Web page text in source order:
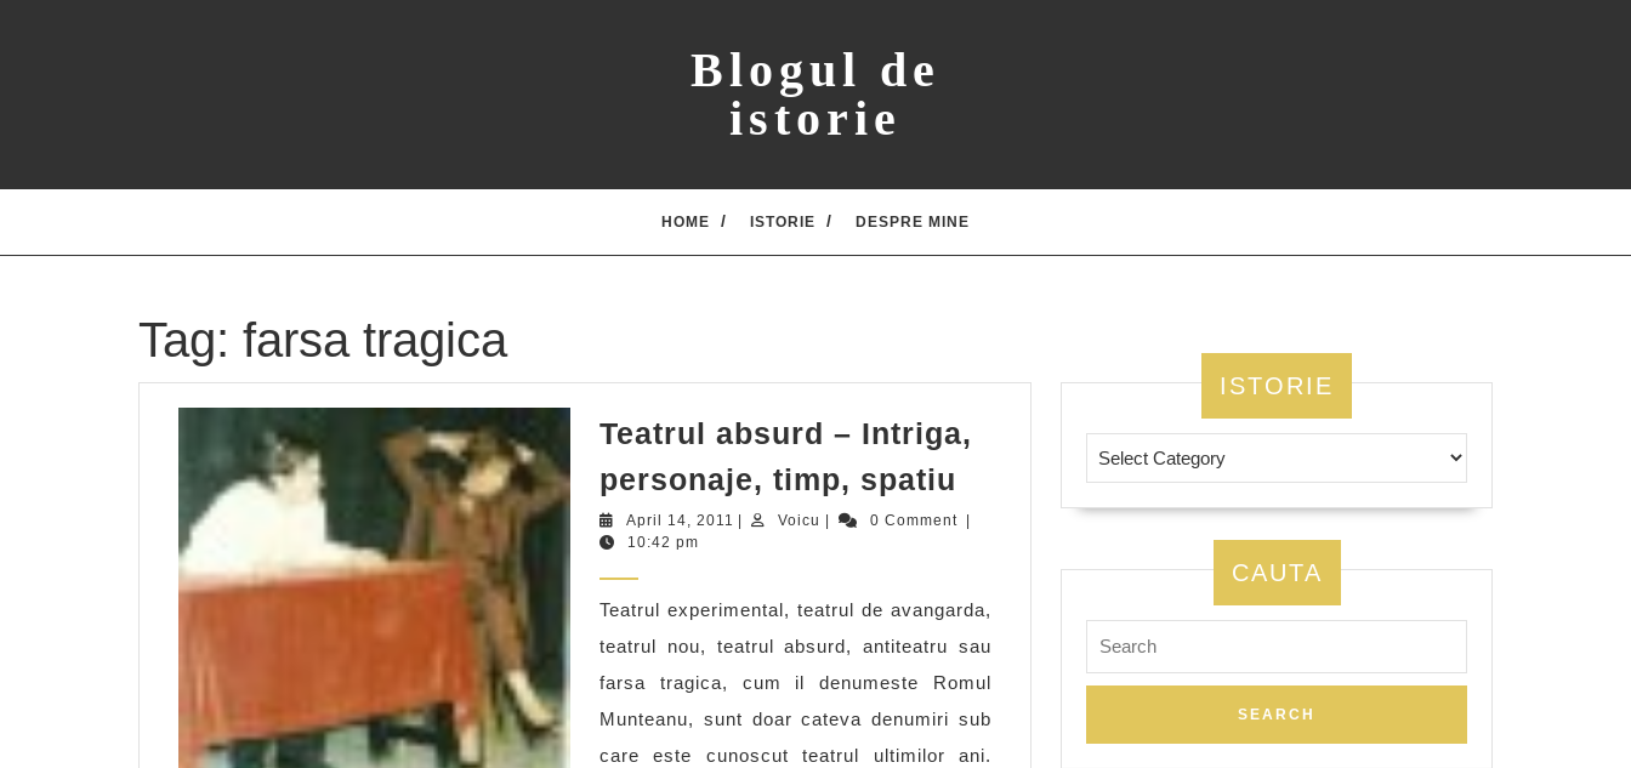
Blogul de
istorie
HOME ISTORIE DESPRE MINE
Tag: farsa tragica
Teatrul absurd – Intriga,
personaje, timp, spatiu
absurd
Intriga,
personaje,
timp,
spatiu
April 14, 2011 April
Voicu Voicu 0 Comment
10:42 pm
Teatrul experimental, teatrul de avangarda,
teatrul nou, teatrul absurd, antiteatru sau
farsa tragica, cum il denumeste Romul
Munteanu, sunt doar cateva denumiri sub
care este cunoscut teatrul ultimilor ani.
ISTORIE
CAUTA
for: